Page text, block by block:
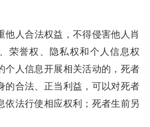
他人合法权益，不得侵害他人肖
荣誉权、隐私权和个人信息权
个人信息开展相关活动的，死者
的合法、正当利益，可以对死者
依法行使相应权利；死者生前另